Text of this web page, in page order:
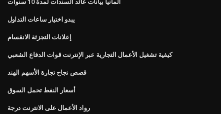
يبدو اختيار ساعات التداول
إعلانات التجزئة الانقسام
كيفية تشغيل الأعمال التجارية عبر الإنترنت قوات الدفاع الشعبي
قصص نجاح تجارة الأسهم الهند
أسعار النفط تحمل السوق
رواد الأعمال على الانترنت درجة